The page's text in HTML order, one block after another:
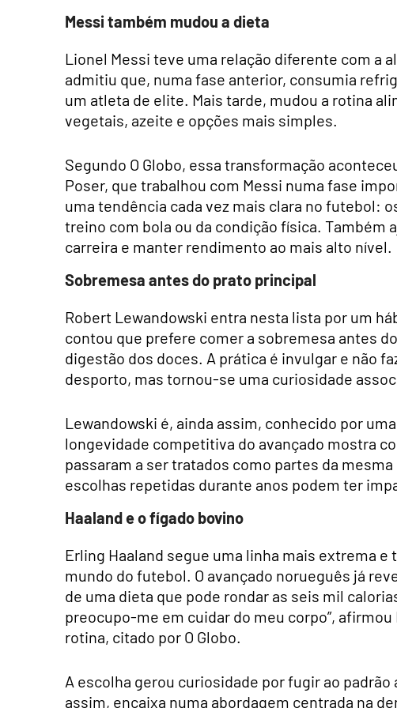
Messi também mudou a dieta
Lionel Messi teve uma relação diferente com a
admitiu que, numa fase anterior, consumia
um atleta de elite. Mais tarde, mudou a rotina
vegetais, azeite e opções mais simples.
Segundo O Globo, essa transformação
Poser, que trabalhou com Messi numa fase
uma tendência cada vez mais clara no futebol:
treino com bola ou da condição física. Também
carreira e manter rendimento ao mais alto nível.
Sobremesa antes do prato principal
Robert Lewandowski entra nesta lista por um
contou que prefere comer a sobremesa antes
digestão dos doces. A prática é invulgar e não
desporto, mas tornou-se uma curiosidade
Lewandowski é, ainda assim, conhecido por
longevidade competitiva do avançado mostra
passaram a ser tratados como partes da
escolhas repetidas durante anos podem ter
Haaland e o fígado bovino
Erling Haaland segue uma linha mais extrema
mundo do futebol. O avançado norueguês já
de uma dieta que pode rondar as seis mil
preocupo-me em cuidar do meu corpo”,
rotina, citado por O Globo.
A escolha gerou curiosidade por fugir ao
assim, encaixa numa abordagem centrada na